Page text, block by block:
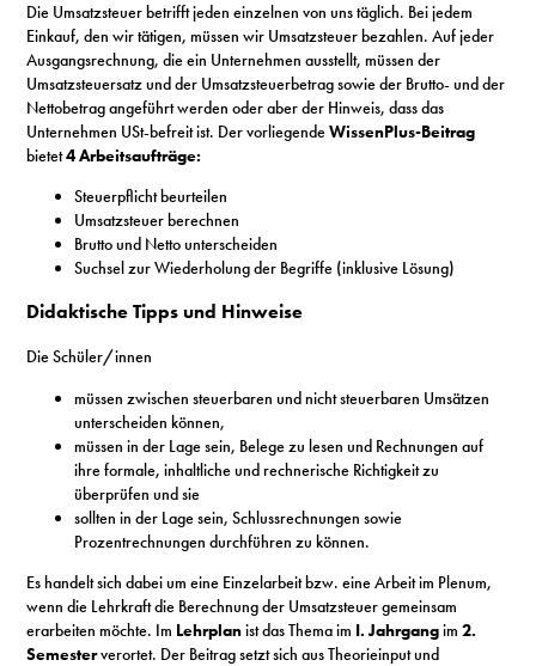
Die Umsatzsteuer betrifft jeden einzelnen von uns täglich. Bei jedem
Einkauf, den wir tätigen, müssen wir Umsatzsteuer bezahlen. Auf jeder
Ausgangsrechnung, die ein Unternehmen ausstellt, müssen der
Umsatzsteuersatz und der Umsatzsteuerbetrag sowie der Brutto- und der
Nettobetrag angeführt werden oder aber der Hinweis, dass das
Unternehmen USt-befreit ist. Der vorliegendeWissenPlus-Beitrag
bietet4 Arbeitsaufträge:
Steuerpflicht beurteilen
Umsatzsteuer berechnen
Brutto und Netto unterscheiden
Suchsel zur Wiederholung der Begriffe (inklusive Lösung)
Didaktische Tipps und Hinweise
Die Schüler/innen
müssen zwischen steuerbaren und nicht steuerbaren Umsätzen
unterscheiden können,
müssen in der Lage sein, Belege zu lesen und Rechnungen auf
ihre formale, inhaltliche und rechnerische Richtigkeit zu
überprüfen und sie
sollten in der Lage sein, Schlussrechnungen sowie
Prozentrechnungen durchführen zu können.
Es handelt sich dabei um eine Einzelarbeit bzw. eine Arbeit im Plenum,
wenn die Lehrkraft die Berechnung der Umsatzsteuer gemeinsam
erarbeiten möchte. Im Lehrplanist das Thema im I. Jahrgangim2.
Semesterverortet. Der Beitrag setzt sich aus Theorieinput und